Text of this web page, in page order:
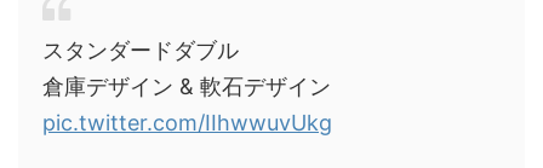
スタンダードダブル
倉庫デザイン & 軟石デザイン
pic.twitter.com/IIhwwuvUkg